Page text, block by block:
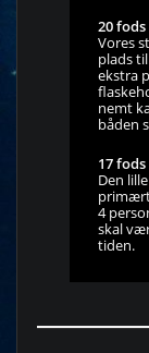
20
Vores
plads
ekstra
nemt
båden
17
Den
primært
4
skal
tiden.